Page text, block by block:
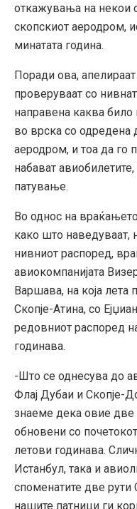
откажувања на некои
скопскиот аеродром,
минатата година.
Поради ова,
проверуваат со
направена каква
во врска со одредена
аеродром, и тоа да го
набават
патување.
Во однос на
како што наведуваат,
нивниот распоред,
авиокомпанијата
Варшава, на која лета
Скопје-Атина, со
редовниот распоред
годинава.
-Што се однесува до
Флај Дубаи и Скопје-
знаеме дека овие две
обновени со
летови годинава.
Истанбул, така и
споменатите две рути
нашите патници ги